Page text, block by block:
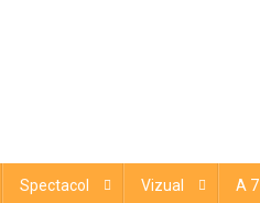
Spectacol Vizual A